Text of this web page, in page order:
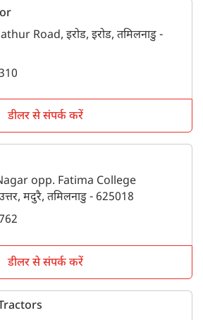
Road, इरोड, इरोड, तमिलनाडु -
डीलर से संपर्क करें
opp. Fatima College
मदुरै, तमिलनाडु - 625018
डीलर से संपर्क करें